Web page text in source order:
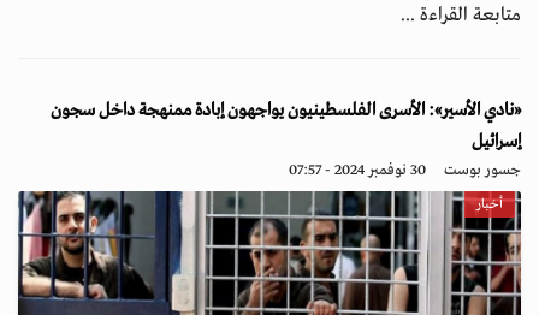
متابعة القراءة ...
«نادي الأسير»: الأسرى الفلسطينيون يواجهون إبادة ممنهجة داخل سجون
إسرائيل
جسور بوست 30 نوفمبر 2024 - 07:57
أخبار